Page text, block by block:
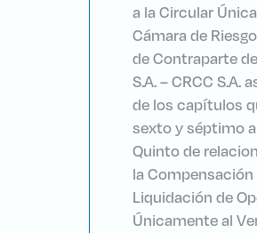
a la Circular
Cámara de
de Contraparte
S.A. – CRCC S.A.
de los capítulos
sexto y séptimo
Quinto de
la Compensación
Liquidación de
Únicamente al